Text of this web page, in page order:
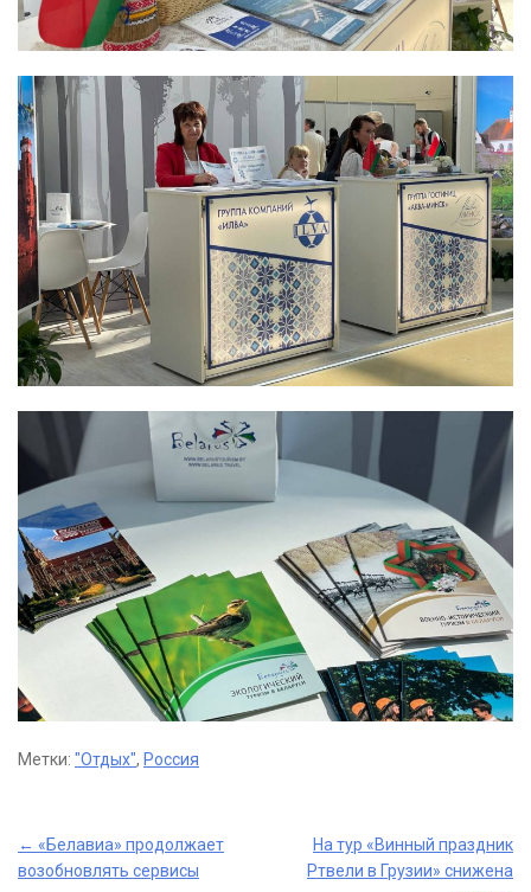
Метки: "Отдых", Россия
Post
← «Белавиа» продолжает
возобновлять сервисы
На тур «Винный праздник
Ртвели в Грузии» снижена